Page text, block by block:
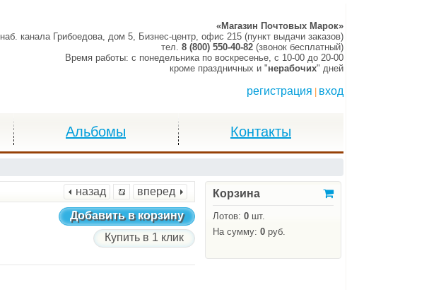
«Магазин Почтовых Марок»
наб. канала Грибоедова, дом 5, Бизнес-центр, офис 215 (пункт выдачи заказов)
тел. 8 (800) 550-40-82 (звонок бесплатный)
Время работы: c понедельника по воскресенье, c 10-00 до 20-00
кроме праздничных и "нерабочих" дней
регистрация вход
Альбомы Контакты
Корзина
Лотов:0 шт.
На сумму:0 руб.
назад вперед
Добавить в корзину
Купить в 1 клик